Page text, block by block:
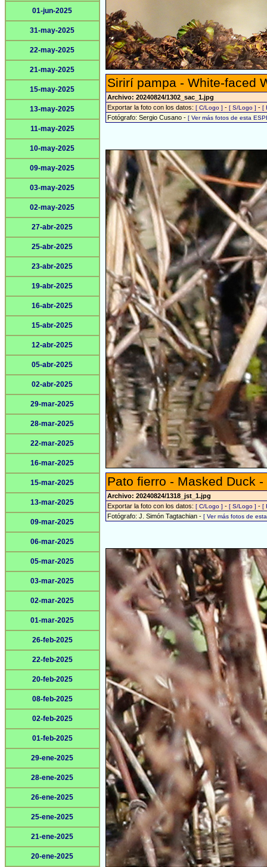
01-jun-2025
31-may-2025
22-may-2025
21-may-2025
15-may-2025
13-may-2025
11-may-2025
10-may-2025
09-may-2025
03-may-2025
02-may-2025
27-abr-2025
25-abr-2025
23-abr-2025
19-abr-2025
16-abr-2025
15-abr-2025
12-abr-2025
05-abr-2025
02-abr-2025
29-mar-2025
28-mar-2025
22-mar-2025
16-mar-2025
15-mar-2025
13-mar-2025
09-mar-2025
06-mar-2025
05-mar-2025
03-mar-2025
02-mar-2025
01-mar-2025
26-feb-2025
22-feb-2025
20-feb-2025
08-feb-2025
02-feb-2025
01-feb-2025
29-ene-2025
28-ene-2025
26-ene-2025
25-ene-2025
21-ene-2025
20-ene-2025
Sirirí pampa - White-faced
Archivo: 20240824/1302_sac_1.jpg
Exportar la foto con los datos: [ C/Logo ] - [ S/Logo ] - [
Fotógrafo: Sergio Cusano - [ Ver más fotos de esta
Pato fierro - Masked Duck -
Archivo: 20240824/1318_jst_1.jpg
Exportar la foto con los datos: [ C/Logo ] - [ S/Logo ] - [
Fotógrafo: J. Simón Tagtachian - [ Ver más fotos de